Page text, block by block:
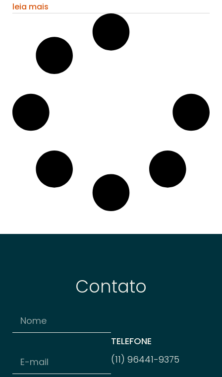
leia mais
Contato
TELEFONE
(11) 96441-9375